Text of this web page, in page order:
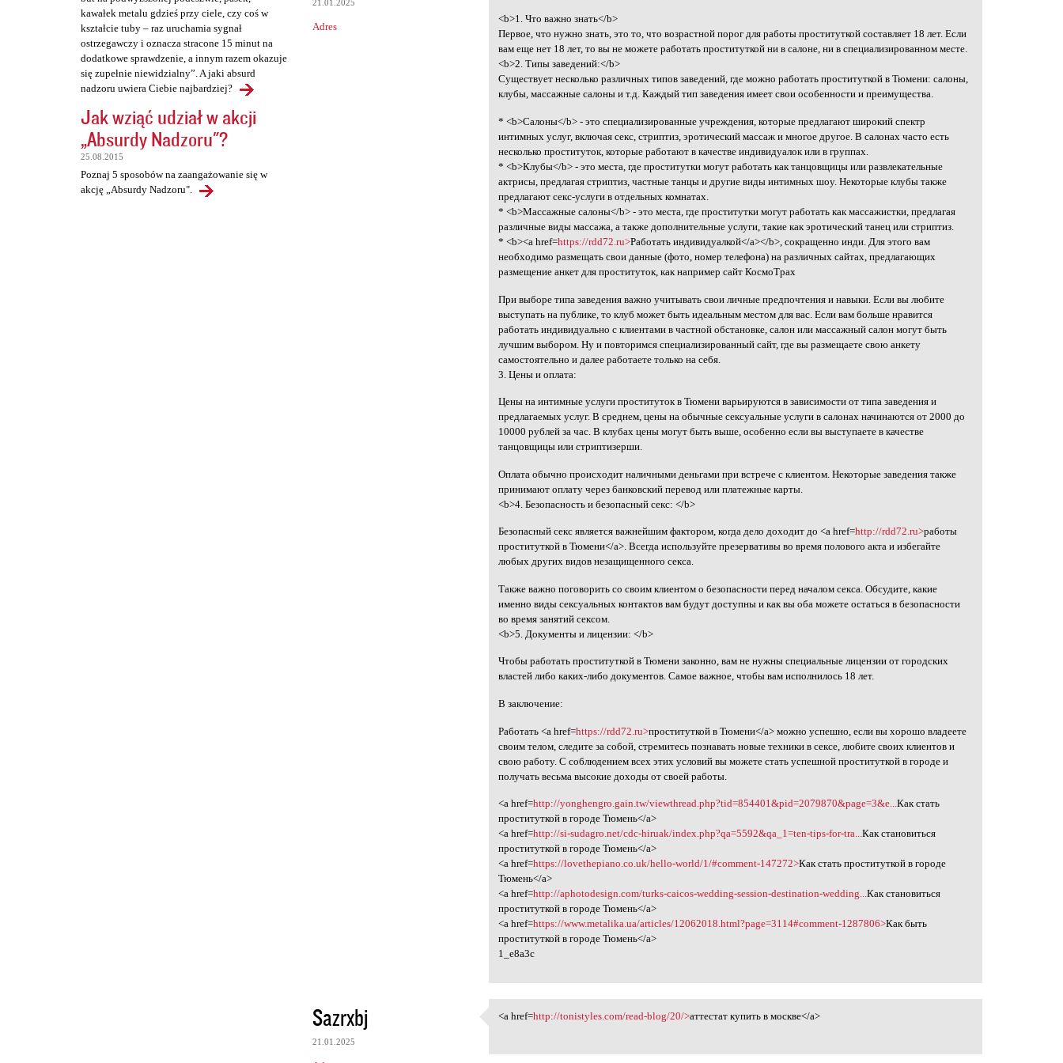
kawałek metalu gdzieś przy ciele, czy coś w
kształcie tuby – raz uruchamia sygnał
ostrzegawczy i oznacza stracone 15 minut na
dodatkowe sprawdzenie, a innym razem okazuje
się zupełnie niewidzialny”. A jaki absurd
nadzoru uwiera Ciebie najbardziej?
Jak wziąć udział w akcji
„Absurdy Nadzoru"?
25.08.2015
Poznaj 5 sposobów na zaangażowanie się w
akcję „Absurdy Nadzoru".
21.01.2025
Adres
<b>1. Что важно знать</b>
Первое, что нужно знать, это то, что возрастной порог для работы проституткой составляет 18 лет. Если
вам еще нет 18 лет, то вы не можете работать проституткой ни в салоне, ни в специализированном месте.
<b>2. Типы заведений:</b>
Существует несколько различных типов заведений, где можно работать проституткой в Тюмени: салоны,
клубы, массажные салоны и т.д. Каждый тип заведения имеет свои особенности и преимущества.
* <b>Салоны</b> - это специализированные учреждения, которые предлагают широкий спектр
интимных услуг, включая секс, стриптиз, эротический массаж и многое другое. В салонах часто есть
несколько проституток, которые работают в качестве индивидуалок или в группах.
* <b>Клубы</b> - это места, где проститутки могут работать как танцовщицы или развлекательные
актрисы, предлагая стриптиз, частные танцы и другие виды интимных шоу. Некоторые клубы также
предлагают секс-услуги в отдельных комнатах.
* <b>Массажные салоны</b> - это места, где проститутки могут работать как массажистки, предлагая
различные виды массажа, а также дополнительные услуги, такие как эротический танец или стриптиз.
* <b><a href=https://rdd72.ru>Работать индивидуалкой</a></b>, сокращенно инди. Для этого вам
необходимо размещать свои данные (фото, номер телефона) на различных сайтах, предлагающих
размещение анкет для проституток, как например сайт КосмоТрах
При выборе типа заведения важно учитывать свои личные предпочтения и навыки. Если вы любите
выступать на публике, то клуб может быть идеальным местом для вас. Если вам больше нравится
работать индивидуально с клиентами в частной обстановке, салон или массажный салон могут быть
лучшим выбором. Ну и повторимся специализированный сайт, где вы размещаете свою анкету
самостоятельно и далее работаете только на себя.
3. Цены и оплата:
Цены на интимные услуги проституток в Тюмени варьируются в зависимости от типа заведения и
предлагаемых услуг. В среднем, цены на обычные сексуальные услуги в салонах начинаются от 2000 до
10000 рублей за час. В клубах цены могут быть выше, особенно если вы выступаете в качестве
танцовщицы или стриптизерши.
Оплата обычно происходит наличными деньгами при встрече с клиентом. Некоторые заведения также
принимают оплату через банковский перевод или платежные карты.
<b>4. Безопасность и безопасный секс: </b>
Безопасный секс является важнейшим фактором, когда дело доходит до <a href=http://rdd72.ru>работы
проституткой в Тюмени</a>. Всегда используйте презервативы во время полового акта и избегайте
любых других видов незащищенного секса.
Также важно поговорить со своим клиентом о безопасности перед началом секса. Обсудите, какие
именно виды сексуальных контактов вам будут доступны и как вы оба можете остаться в безопасности
во время занятий сексом.
<b>5. Документы и лицензии: </b>
Чтобы работать проституткой в Тюмени законно, вам не нужны специальные лицензии от городских
властей либо каких-либо документов. Самое важное, чтобы вам исполнилось 18 лет.
В заключение:
Работать <a href=https://rdd72.ru>проституткой в Тюмени</a> можно успешно, если вы хорошо владеете
своим телом, следите за собой, стремитесь познавать новые техники в сексе, любите своих клиентов и
свою работу. С соблюдением всех этих условий вы можете стать успешной проституткой в городе и
получать весьма высокие доходы от своей работы.
<a href=http://yonghengro.gain.tw/viewthread.php?tid=854401&pid=2079870&page=3&e...Как стать
проституткой в городе Тюмень</a>
<a href=http://si-sudagro.net/cdc-hiruak/index.php?qa=5592&qa_1=ten-tips-for-tra...Как становиться
проституткой в городе Тюмень</a>
<a href=https://lovethepiano.co.uk/hello-world/1/#comment-147272>Как стать проституткой в городе
Тюмень</a>
<a href=http://aphotodesign.com/turks-caicos-wedding-session-destination-wedding...Как становиться
проституткой в городе Тюмень</a>
<a href=https://www.metalika.ua/articles/12062018.html?page=3114#comment-1287806>Как быть
проституткой в городе Тюмень</a>
1_e8a3c
Sazrxbj
21.01.2025
<a href=http://tonistyles.com
<a href=http://tonistyles.com/read-blog/20/>аттестат купить в москве</a>